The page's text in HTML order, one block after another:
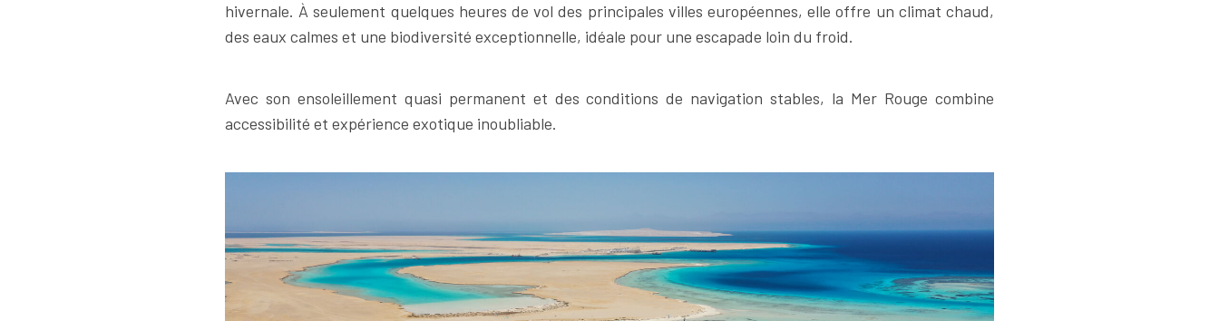
hivernale. À seulement quelques heures de vol des principales villes européennes, elle offre un climat chaud,
des eaux calmes et une biodiversité exceptionnelle, idéale pour une escapade loin du froid.
Avec son ensoleillement quasi permanent et des conditions de navigation stables, la Mer Rouge combine
accessibilité et expérience exotique inoubliable.